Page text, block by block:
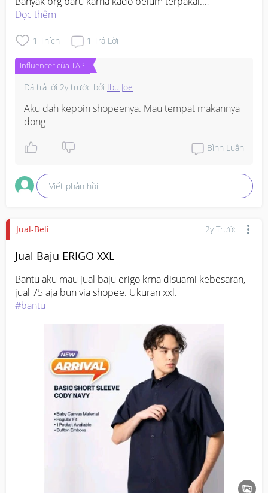
Bismillah ini nama shopeenya yaa bun,
Aku ada baju tidur libby & kado tempat makan. Kalo ada
Đọc thêm
1 Thích 1 Trả Lời
Influencer của TAP
Đã trả lời 2y trước bởi Ibu Joe
Aku dah kepoin shopeenya. Mau tempat makannya
dong
Bình Luận
Viết phản hồi
Jual-Beli 2y Trước
Jual Baju ERIGO XXL
Bantu aku mau jual baju erigo krna disuami kebesaran,
#bantu